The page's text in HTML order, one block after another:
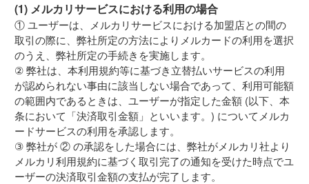
(1) メルカリサービスにおける利用の場合
① ユーザーは、メルカリサービスにおける加盟店との間の
取引の際に、弊社所定の方法によりメルカードの利用を選択
のうえ、弊社所定の手続きを実施します。
② 弊社は、本利用規約等に基づき立替払いサービスの利用
が認められない事由に該当しない場合であって、利用可能額
の範囲内であるときは、ユーザーが指定した金額 (以下、本
条において「決済取引金額」といいます。) についてメルカ
ードサービスの利用を承認します。
③ 弊社が ② の承認をした場合には、弊社がメルカリ社より
メルカリ利用規約に基づく取引完了の通知を受けた時点でユ
ーザーの決済取引金額の支払が完了します。